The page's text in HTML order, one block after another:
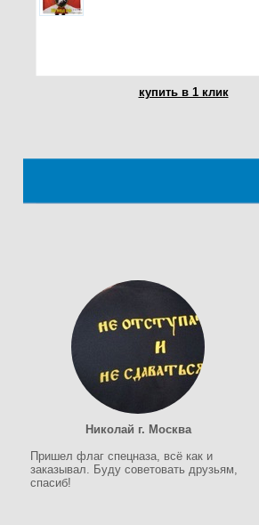
купить в 1 клик
Николай г. Москва
Пришел флаг спецназа, всё как и
заказывал. Буду советовать друзьям,
спасиб!